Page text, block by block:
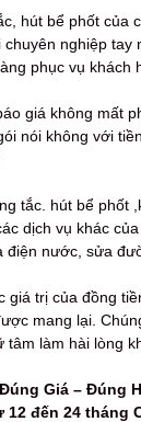
hút bể phốt của
nghiệp tay
phục vụ khách
giá không mất
nói không với
tắc. hút bể phốt
dịch vụ khác
điện nước, sửa
giá trị của đồng
mang lại.
tâm làm hài lòng
Giá – Đúng
12 đến 24 tháng